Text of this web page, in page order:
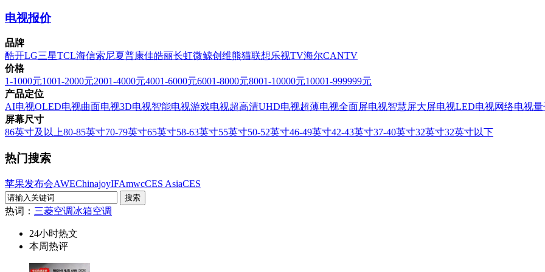
电视报价
品牌
酷开LG三星TCL海信索尼夏普康佳皓丽长虹微鲸创维熊猫联想乐视TV海尔CANTV
价格
1-1000元1001-2000元2001-4000元4001-6000元6001-8000元8001-10000元10001-999999元
产品定位
AI电视OLED电视曲面电视3D电视智能电视游戏电视超高清UHD电视超薄电视全面屏电视智慧屏大屏电视LED电视网络电视量
屏幕尺寸
86英寸及以上80-85英寸70-79英寸65英寸58-63英寸55英寸50-52英寸46-49英寸42-43英寸37-40英寸32英寸32英寸以下
热门搜索
苹果发布会AWEChinajoyIFAmwcCES AsiaCES
热词： 三菱空调冰箱空调
24小时热文
本周热评